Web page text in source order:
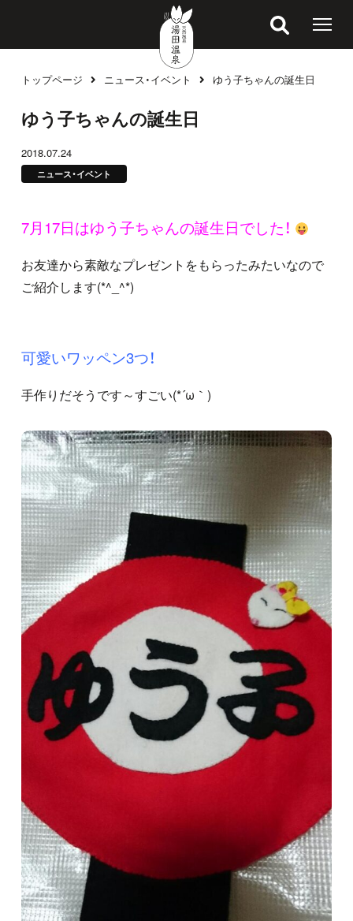
トップページ ニュース・イベント ゆう子ちゃんの誕生日
ブログ
ゆう子ちゃんの誕生日
2018.07.24
ニュース・イベント
7月17日はゆう子ちゃんの誕生日でした！
お友達から素敵なプレゼントをもらったみたいなので
ご紹介します(*^_^*)
可愛いワッペン3つ！
手作りだそうです～すごい(*´ω｀)